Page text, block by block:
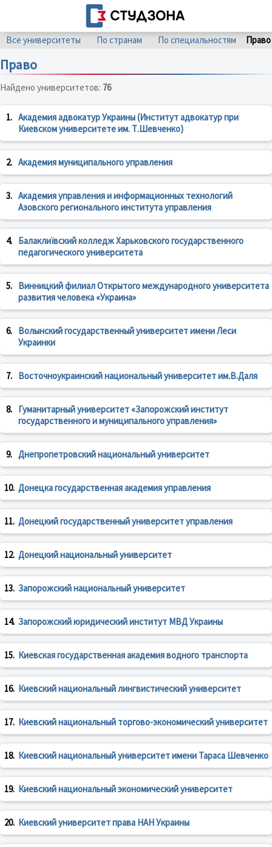
Все университеты По странам По специальностям Право
Право
Найдено университетов: 76
1. Академия адвокатур Украины (Институт адвокатур при
Киевском университете им. Т.Шевченко)
2. Академия муниципального управления
3. Академия управления и информационных технологий
Азовского регионального института управления
4.
Балаклиївский колледж Харьковского государственного
педагогического университета
5.
Винницкий филиал Открытого международного университета
развития человека «Украина»
6.
Волынский государственный университет имени Леси
Украинки
7. Восточноукраинский национальный университет им.В.Даля
8.
Гуманитарный университет «Запорожский институт
государственного и муниципального управления»
9. Днепропетровский национальный университет
10. Донецка государственная академия управления
11. Донецкий государственный университет управления
12. Донецкий национальный университет
13. Запорожский национальный университет
14. Запорожский юридический институт МВД Украины
15. Киевская государственная академия водного транспорта
16. Киевский национальный лингвистический университет
17. Киевский национальный торгово-экономический университет
18. Киевский национальный университет имени Тараса Шевченко
19. Киевский национальный экономический университет
20. Киевский университет права НАН Украины